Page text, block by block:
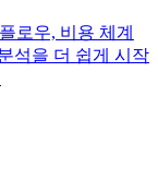
로우, 비용 체계
석을 더 쉽게 시작